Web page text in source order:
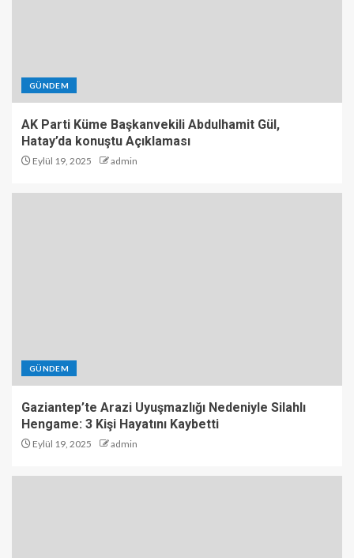
GÜNDEM
AK Parti Küme Başkanvekili Abdulhamit Gül,
Hatay’da konuştu Açıklaması
Eylül 19, 2025 admin
GÜNDEM
Gaziantep’te Arazi Uyuşmazlığı Nedeniyle Silahlı
Hengame: 3 Kişi Hayatını Kaybetti
Eylül 19, 2025 admin